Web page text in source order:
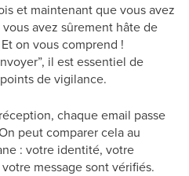
et maintenant que vous avez
vous avez sûrement hâte de
on vous comprend !
il est essentiel de
de vigilance.
chaque email passe
peut comparer cela au
: votre identité, votre
message sont vérifiés.